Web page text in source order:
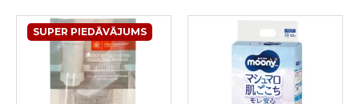
SUPER PIEDĀVĀJUMS